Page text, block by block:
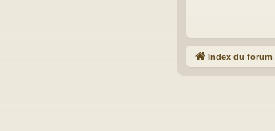
Index du forum